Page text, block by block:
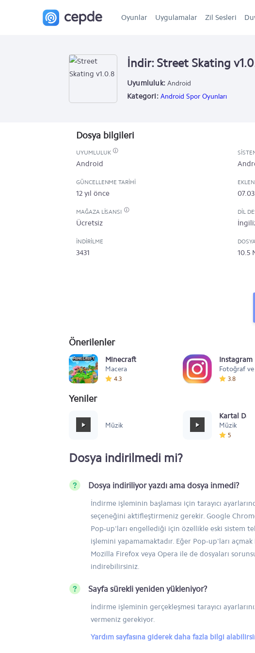
Oyunlar Uygulamalar Zil Sesleri
İndir: Street Skating
Uyumluluk: Android
Kategori: Android Spor Oyunları
Dosya bilgileri
UYUMLULUK
Android
GÜNCELLENME TARIHI
12 yıl önce
MAĞAZA LISANSI
Ücretsiz
DIL
İNDIRILME
3431 10.5
Önerilenler
Minecraft
Macera
4.3
Instagram
Fotoğraf
3.8
Yeniler
Müzik
Kartal
Müzik
5
Dosya indirilmedi mi?
Dosya indiriliyor yazdı ama dosya inmedi?
İndirme işleminin başlaması için tarayıcı
seçeneğini aktifleştirmeniz gerekir. Google
Pop-up'ları engellediği için özellikle eski sistem
işlemini yapamamaktadır. Eğer Pop-up'ları açmak
Mozilla Firefox veya Opera ile de dosyaları
indirebilirsiniz.
Sayfa sürekli yeniden yükleniyor?
İndirme işleminin gerçekleşmesi tarayıcı
vermeniz gerekiyor.
Yardım sayfasına giderek daha fazla bilgi